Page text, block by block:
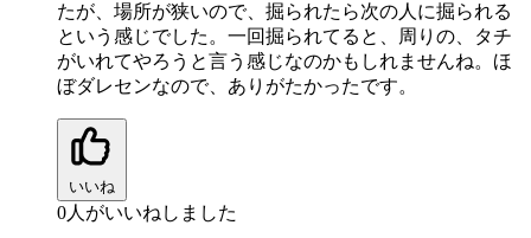
たが、場所が狭いので、掘られたら次の人に掘られる
という感じでした。一回掘られてると、周りの、タチ
がいれてやろうと言う感じなのかもしれませんね。ほ
ぼダレセンなので、ありがたかったです。
いいね
0人がいいねしました